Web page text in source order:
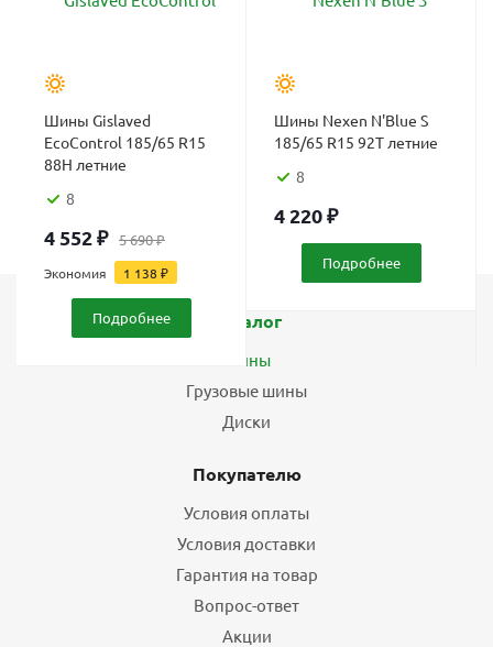
Шины Gislaved
EcoControl 185/65 R15
88H летние
8
4 552₽ 5 690₽
Экономия 1 138 ₽
Подробнее
Шины Nexen N'Blue S
185/65 R15 92T летние
8
4 220₽
Подробнее
Каталог
Шины
Грузовые шины
Диски
Покупателю
Условия оплаты
Условия доставки
Гарантия на товар
Вопрос-ответ
Акции